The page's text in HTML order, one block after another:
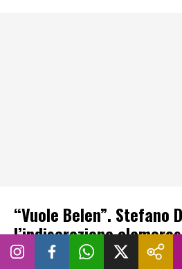
“Vuole Belen”. Stefano
l’indiscrezione
2027